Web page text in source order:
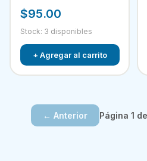
$95.00
Stock: 3 disponibles
+ Agregar al carrito
← Anterior Página 1